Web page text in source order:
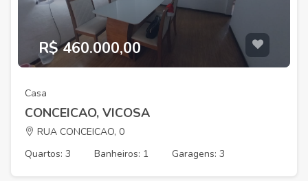
R$ 460.000,00
Casa
CONCEICAO, VICOSA
RUA CONCEICAO, 0
Quartos: 3
Banheiros: 1 Garagens: 3